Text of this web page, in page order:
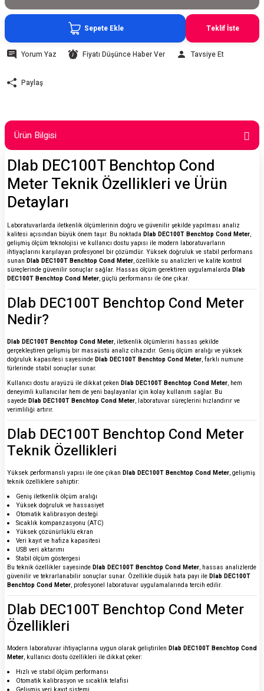
Sepete Ekle Teklif İste
Yorum Yaz Fiyatı Düşünce Haber Ver Tavsiye Et
Paylaş
Ürün Bilgisi
Dlab DEC100T Benchtop Cond
Meter Teknik Özellikleri ve Ürün
Detayları
Laboratuvarlarda iletkenlik ölçümlerinin doğru ve güvenilir şekilde yapılması analiz
kalitesi açısından büyük önem taşır. Bu noktada Dlab DEC100T Benchtop Cond Meter,
gelişmiş ölçüm teknolojisi ve kullanıcı dostu yapısı ile modern laboratuvarların
ihtiyaçlarını karşılayan profesyonel bir çözümdür. Yüksek doğruluk ve stabil performans
sunan Dlab DEC100T Benchtop Cond Meter, özellikle su analizleri ve kalite kontrol
süreçlerinde güvenilir sonuçlar sağlar. Hassas ölçüm gerektiren uygulamalarda Dlab
DEC100T Benchtop Cond Meter, güçlü performansı ile öne çıkar.
Dlab DEC100T Benchtop Cond Meter
Nedir?
Dlab DEC100T Benchtop Cond Meter, iletkenlik ölçümlerini hassas şekilde
gerçekleştiren gelişmiş bir masaüstü analiz cihazıdır. Geniş ölçüm aralığı ve yüksek
doğruluk kapasitesi sayesinde Dlab DEC100T Benchtop Cond Meter, farklı numune
türlerinde stabil sonuçlar sunar.
Kullanıcı dostu arayüzü ile dikkat çeken Dlab DEC100T Benchtop Cond Meter, hem
deneyimli kullanıcılar hem de yeni başlayanlar için kolay kullanım sağlar. Bu
sayede Dlab DEC100T Benchtop Cond Meter, laboratuvar süreçlerini hızlandırır ve
verimliliği artırır.
Dlab DEC100T Benchtop Cond Meter
Teknik Özellikleri
Yüksek performanslı yapısı ile öne çıkan Dlab DEC100T Benchtop Cond Meter, gelişmiş
teknik özelliklere sahiptir:
Geniş iletkenlik ölçüm aralığı
Yüksek doğruluk ve hassasiyet
Otomatik kalibrasyon desteği
Sıcaklık kompanzasyonu (ATC)
Yüksek çözünürlüklü ekran
Veri kayıt ve hafıza kapasitesi
USB veri aktarımı
Stabil ölçüm göstergesi
Bu teknik özellikler sayesinde Dlab DEC100T Benchtop Cond Meter, hassas analizlerde
güvenilir ve tekrarlanabilir sonuçlar sunar. Özellikle düşük hata payı ile Dlab DEC100T
Benchtop Cond Meter, profesyonel laboratuvar uygulamalarında tercih edilir.
Dlab DEC100T Benchtop Cond Meter
Özellikleri
Modern laboratuvar ihtiyaçlarına uygun olarak geliştirilen Dlab DEC100T Benchtop Cond
Meter, kullanıcı dostu özellikleri ile dikkat çeker:
Hızlı ve stabil ölçüm performansı
Otomatik kalibrasyon ve sıcaklık telafisi